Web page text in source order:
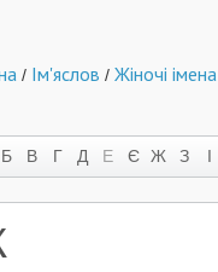
/ Ім'яслов / Жіночі імена
Б В Г Д Е Є Ж З І